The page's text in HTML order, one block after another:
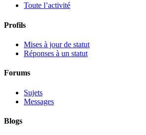
Toute l’activité
Profils
Mises à jour de statut
Réponses à un statut
Forums
Sujets
Messages
Blogs